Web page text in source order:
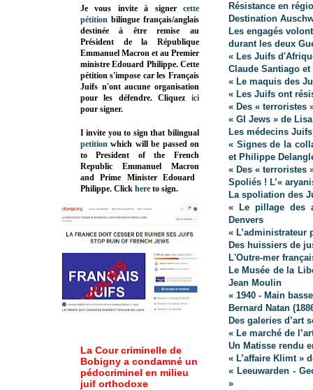
Résistance en
Destination
Les engagés
durant les deux
« Les Juifs
Claude Santiago
« Le maquis des
« Les Juifs ont
« Des « terroristes
« GI Jews » de
Les médecins
« Signes de la
et Philippe
« Des « terroristes
Spoliés ! L’«
La spoliation des
« Le pillage des
Denvers
« L’administrateur
Des huissiers de
L'Outre-mer
Le Musée de la
Jean Moulin
« 1940 - Main
Bernard Natan
Des galeries d’art
« Le marché de
Un Matisse rendu
« L’affaire Klimt »
« Leeuwarden -
»
Je vous invite à signer cette
pétition bilingue français/anglais
destinée à être remise au
Président de la République
Emmanuel Macron et au Premier
ministre Edouard Philippe. Cette
pétition s'impose car les Français
Juifs n'ont aucune organisation
pour les défendre. Cliquez
ici
pour signer.
I invite you to sign that bilingual
petition which will be passed on
to President of the French
Republic Emmanuel Macron
and Prime MinisterEdouard
Philippe. Click here to sign.
La Cour criminelle de
Bobigny a condamné un
pédocriminel en milieu
juif orthodoxe